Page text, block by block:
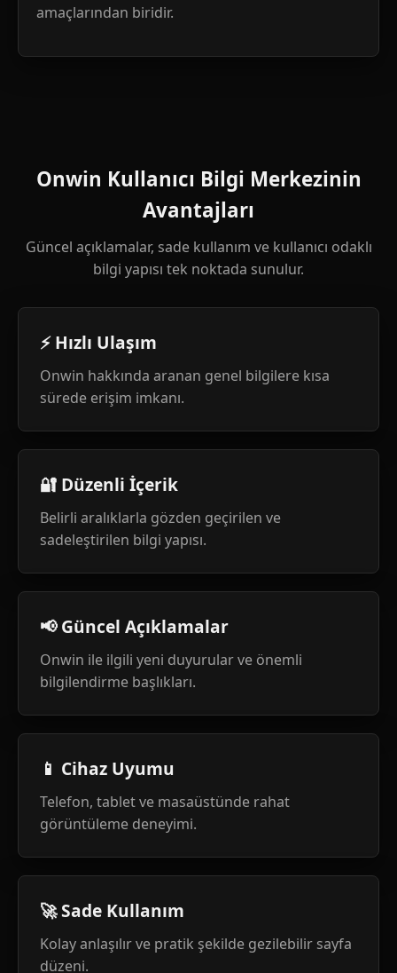
amaçlarından biridir.
Onwin Kullanıcı Bilgi Merkezinin
Avantajları
Güncel açıklamalar, sade kullanım ve kullanıcı odaklı
bilgi yapısı tek noktada sunulur.
⚡ Hızlı Ulaşım
Onwin hakkında aranan genel bilgilere kısa
sürede erişim imkanı.
🔐 Düzenli İçerik
Belirli aralıklarla gözden geçirilen ve
sadeleştirilen bilgi yapısı.
📢 Güncel Açıklamalar
Onwin ile ilgili yeni duyurular ve önemli
bilgilendirme başlıkları.
📱 Cihaz Uyumu
Telefon, tablet ve masaüstünde rahat
görüntüleme deneyimi.
🚀 Sade Kullanım
Kolay anlaşılır ve pratik şekilde gezilebilir sayfa
düzeni.